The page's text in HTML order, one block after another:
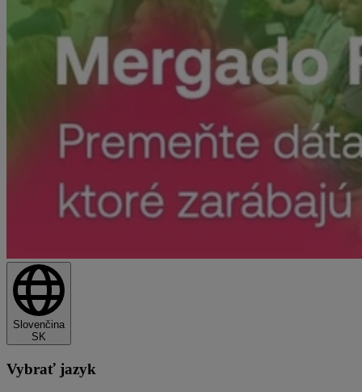
Slovenčina
SK
Vybrať jazyk